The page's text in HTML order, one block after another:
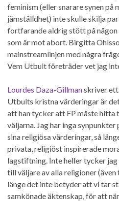
feminism (eller snarare synen
jämställdhet) inte skulle skilja
fortfarande aldrig stött på
som är mot abort. Birgitta
mainstreamlinjen med några
Vem Utbult företräder vet jag
Lourdes Daza-Gillmanskriver
Utbults kristna värderingar är
att han tycker att FP måste
väljarna. Jag har inga
sina religiösa värderingar, så
privata, religiöst inspirerade
lagstiftning. Inte heller tycker
till väljare av alla religioner
länge det inte betyder att vi tar
samkönade äktenskap, för att